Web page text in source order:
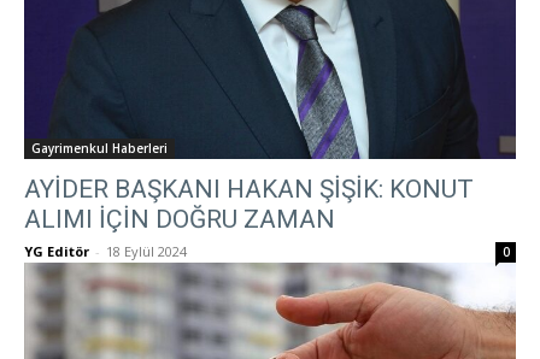
Gayrimenkul Haberleri
AYİDER BAŞKANI HAKAN ŞİŞİK: KONUT
ALIMI İÇİN DOĞRU ZAMAN
YG Editör - 18 Eylül 2024 0